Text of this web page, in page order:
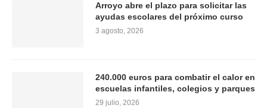
Arroyo abre el plazo para solicitar las
ayudas escolares del próximo curso
3 agosto, 2026
240.000 euros para combatir el calor en
escuelas infantiles, colegios y parques
29 julio, 2026